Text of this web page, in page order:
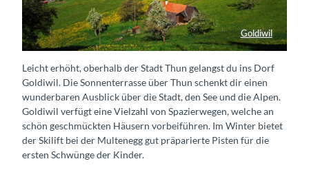
Goldiwil
Dorf Goldiwil
Leicht erhöht, oberhalb der Stadt Thun gelangst du ins Dorf
Goldiwil. Die Sonnenterrasse über Thun schenkt dir einen
wunderbaren Ausblick über die Stadt, den See und die Alpen.
Goldiwil verfügt eine Vielzahl von Spazierwegen, welche an
schön geschmückten Häusern vorbeiführen. Im Winter bietet
der Skilift bei der Multenegg gut präparierte Pisten für die
ersten Schwünge der Kinder.